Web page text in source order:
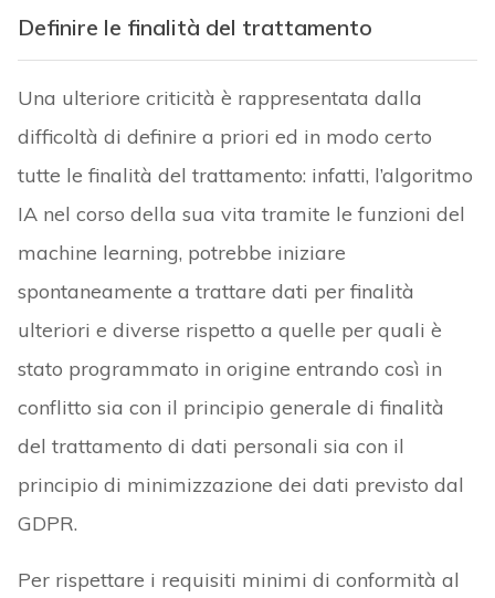
Definire le finalità del trattamento
Una ulteriore criticità è rappresentata dalla
difficoltà di definire a priori ed in modo certo
tutte le finalità del trattamento: infatti, l’algoritmo
IA nel corso della sua vita tramite le funzioni del
machine learning, potrebbe iniziare
spontaneamente a trattare dati per finalità
ulteriori e diverse rispetto a quelle per quali è
stato programmato in origine entrando così in
conflitto sia con il principio generale di finalità
del trattamento di dati personali sia con il
principio di minimizzazione dei dati previsto dal
GDPR.
Per rispettare i requisiti minimi di conformità al